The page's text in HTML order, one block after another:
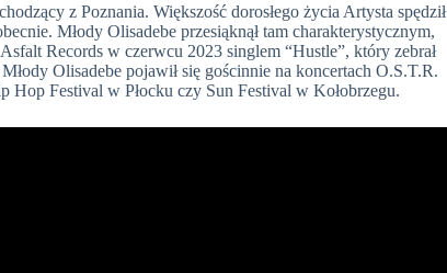
z Poznania. Większość dorosłego życia Artysta spędził
Młody Olisadebe przesiąknął tam charakterystycznym,
Records w czerwcu 2023 singlem “Hustle”, który zebrał
Olisadebe pojawił się gościnnie na koncertach O.S.T.R.
Hop Festival w Płocku czy Sun Festival w Kołobrzegu.